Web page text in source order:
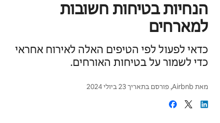
הנחיות בטיחות חשובות
למארחים
כדאי לפעול לפי הטיפים האלה לאירוח אחראי
כדי לשמור על בטיחות האורחים.
מאת Airbnb, פורסם בתאריך 23 ביולי 2024